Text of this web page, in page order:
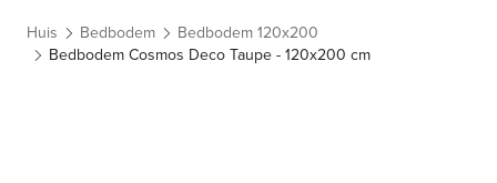
Huis Bedbodem
Bedbodem 120x200
Bedbodem Cosmos Deco Taupe - 120x200 cm